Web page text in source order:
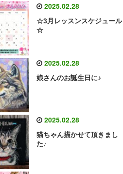
2025.02.28
☆3月レッスンスケジュール
☆
2025.02.28
娘さんのお誕生日に♪
2025.02.28
猫ちゃん描かせて頂きまし
た♪